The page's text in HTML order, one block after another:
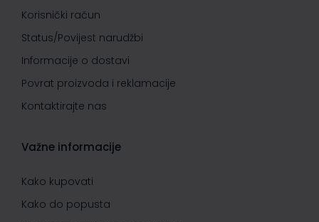
Korisnički račun
Status/Povijest narudžbi
Informacije o dostavi
Povrat proizvoda i reklamacije
Kontaktirajte nas
Važne informacije
Kako kupovati
Kako do popusta